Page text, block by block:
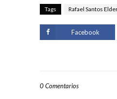
Tags Rafael Santos
Facebook
0 Comentarios